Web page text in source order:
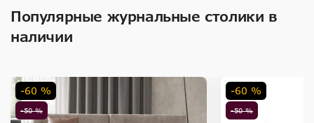
Популярные журнальные столики в
наличии
-50 %
-60 %
-50 %
-60 %